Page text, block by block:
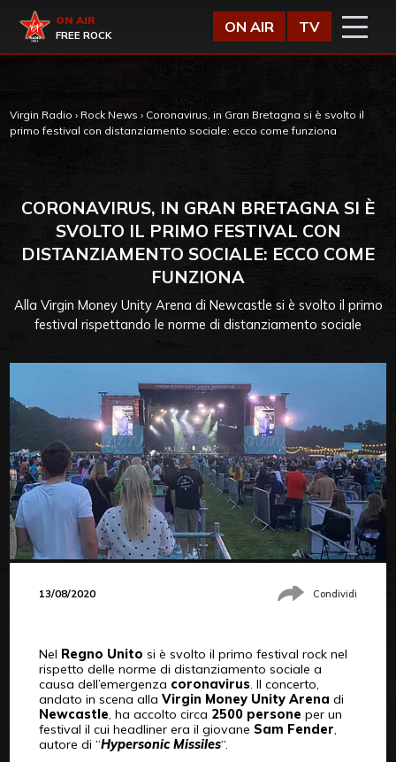
Virgin Radio
ON AIR
FREE ROCK
ON AIR TV
Virgin Radio › Rock News › Coronavirus, in Gran Bretagna si è svolto il
primo festival con distanziamento sociale: ecco come funziona
CORONAVIRUS, IN GRAN BRETAGNA SI È
SVOLTO IL PRIMO FESTIVAL CON
DISTANZIAMENTO SOCIALE: ECCO COME
FUNZIONA
Alla Virgin Money Unity Arena di Newcastle si è svolto il primo
festival rispettando le norme di distanziamento sociale
13/08/2020 Condividi
Nel Regno Unito si è svolto il primo festival rock nel
rispetto delle norme di distanziamento sociale a
causa dell’emergenza coronavirus. Il concerto,
andato in scena alla Virgin Money Unity Arena di
Newcastle, ha accolto circa 2500 persone per un
festival il cui headliner era il giovane Sam Fender,
autore di “Hypersonic Missiles“.